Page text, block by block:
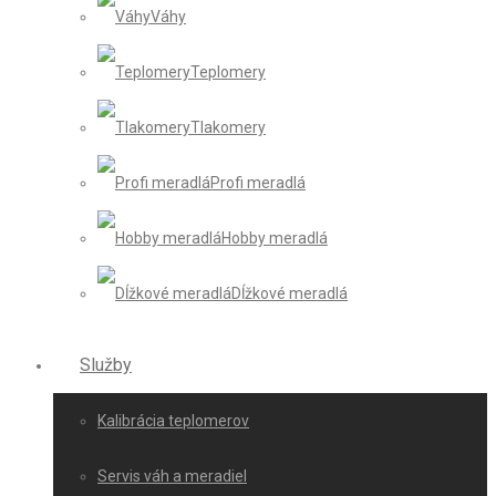
Váhy
Teplomery
Tlakomery
Profi meradlá
Hobby meradlá
Dĺžkové meradlá
Služby
Kalibrácia teplomerov
Servis váh a meradiel